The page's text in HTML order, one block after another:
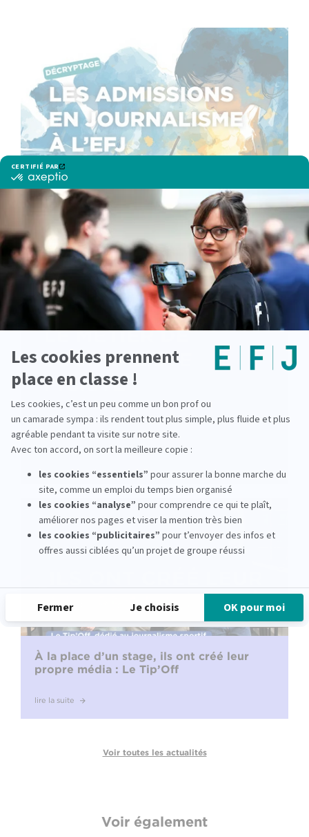
Les admissions à l’EFJ : tout savoir sur le
concours d’entrée
lire la suite
Journaliste pigiste : la réalité du métier,
racontée par une alumni EFJ
À la place d’un stage, ils ont créé leur
propre média : Le Tip’Off
lire la suite
Voir toutes les actualités
Voir également